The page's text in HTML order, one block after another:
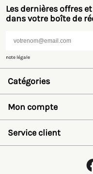
Les dernières offres
dans votre boîte de
note légale
Catégories
Bruder
SIKU
Rolly Toys
Britains
Kids Globe
Jamara
Mon compte
Liste de souhaits
Récupérer mot de passe
Créer un compte
Service client